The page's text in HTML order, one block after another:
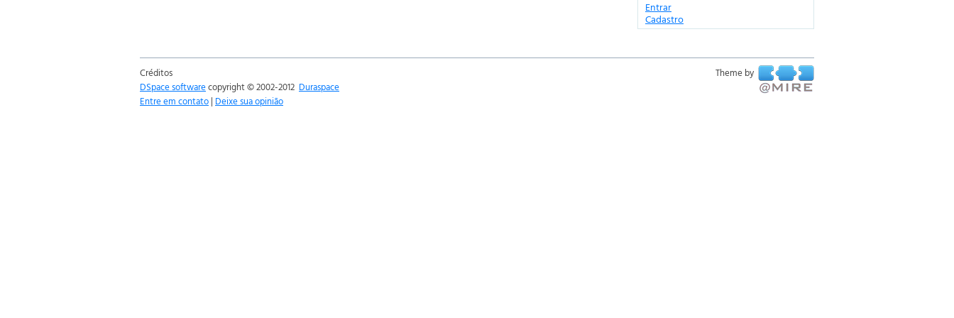
Entrar
Cadastro
Créditos
DSpace softwarecopyright © 2002-2012 Duraspace
Theme by
Entre em contato | Deixe sua opinião